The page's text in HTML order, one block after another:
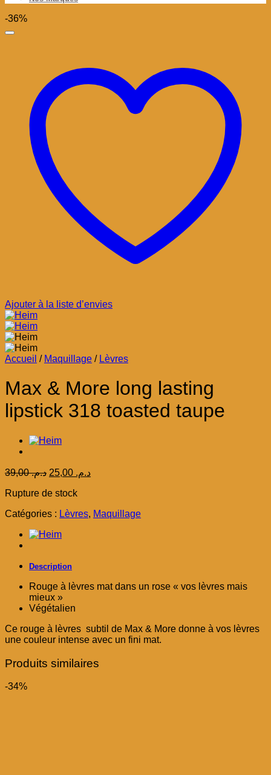
-36%
Ajouter à la liste d’envies
Accueil / Maquillage / Lèvres
Max & More long lasting
lipstick 318 toasted taupe
د.م.39,00
Le
initial
د.م.Le
د.م. 25,00.
Rupture de stock
Catégories : Lèvres, Maquillage
Description
Rouge à lèvres mat dans un rose « vos lèvres mais
mieux »
Végétalien
Ce rouge à lèvres subtil de Max & More donne à vos lèvres
une couleur intense avec un fini mat.
Produits similaires
-34%